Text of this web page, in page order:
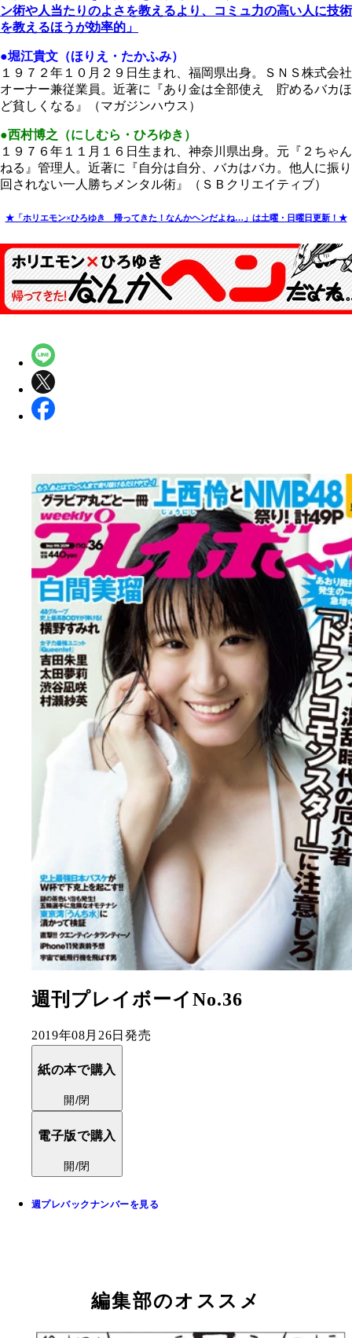
ン術や人当たりのよさを教えるより、コミュ力の高い人に技術
を教えるほうが効率的」
●堀江貴文（ほりえ・たかふみ）
１９７２年１０月２９日生まれ、福岡県出身。ＳＮＳ株式会社
オーナー兼従業員。近著に『あり金は全部使え 貯めるバカほ
ど貧しくなる』（マガジンハウス）
●西村博之（にしむら・ひろゆき）
１９７６年１１月１６日生まれ、神奈川県出身。元『２ちゃん
ねる』管理人。近著に『自分は自分、バカはバカ。他人に振り
回されない一人勝ちメンタル術』（ＳＢクリエイティブ）
★「ホリエモン×ひろゆき 帰ってきた！なんかヘンだよね…」は土曜・日曜日更新！★
週刊プレイボーイNo.36
2019年08月26日発売
紙の本で購入
開/閉
電子版で購入
開/閉
週プレバックナンバーを見る
編集部のオススメ